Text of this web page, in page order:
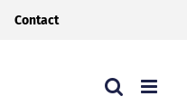
Contact